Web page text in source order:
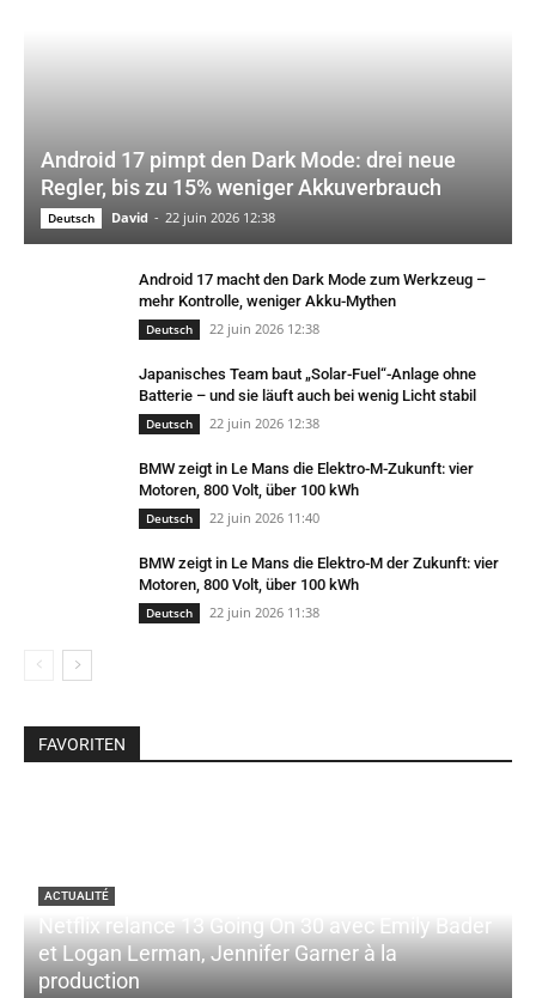
Android 17 pimpt den Dark Mode: drei neue
Regler, bis zu 15% weniger Akkuverbrauch
Deutsch David - 22 juin 2026 12:38
Android 17 macht den Dark Mode zum Werkzeug –
mehr Kontrolle, weniger Akku-Mythen
Deutsch 22 juin 2026 12:38
Japanisches Team baut „Solar-Fuel“-Anlage ohne
Batterie – und sie läuft auch bei wenig Licht stabil
Deutsch 22 juin 2026 12:38
BMW zeigt in Le Mans die Elektro-M-Zukunft: vier
Motoren, 800 Volt, über 100 kWh
Deutsch 22 juin 2026 11:40
BMW zeigt in Le Mans die Elektro-M der Zukunft: vier
Motoren, 800 Volt, über 100 kWh
Deutsch 22 juin 2026 11:38
FAVORITEN
ACTUALITÉ
Netflix relance 13 Going On 30 avec Emily Bader
et Logan Lerman, Jennifer Garner à la
production